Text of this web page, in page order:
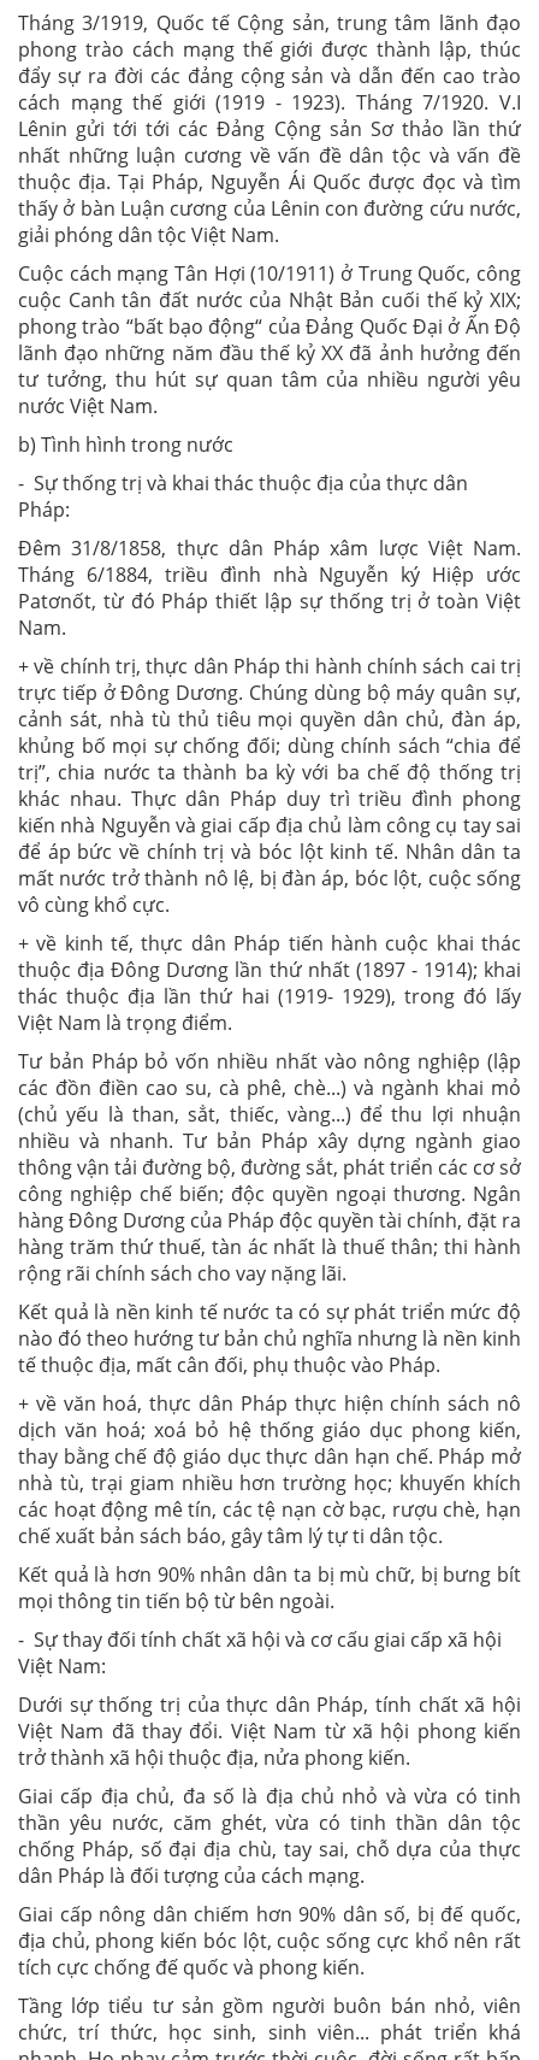
Tháng 3/1919, Quốc tế Cộng sản, trung tâm lãnh đạo
phong trào cách mạng thế giới được thành lập, thúc
đẩy sự ra đời các đảng cộng sản và dẫn đến cao trào
cách mạng thế giới (1919 - 1923). Tháng 7/1920. V.I
Lênin gửi tới tới các Đảng Cộng sản Sơ thảo lần thứ
nhất những luận cương về vấn đề dân tộc và vấn đề
thuộc địa. Tại Pháp, Nguyễn Ái Quốc được đọc và tìm
thấy ở bàn Luận cương của Lênin con đường cứu nước,
giải phóng dân tộc Việt Nam.
Cuộc cách mạng Tân Hợi (10/1911) ở Trung Quốc, công
cuộc Canh tân đất nước của Nhật Bản cuối thế kỷ XIX;
phong trào “bất bạo động“ của Đảng Quốc Đại ở Ấn Độ
lãnh đạo những năm đầu thế kỷ XX đã ảnh hưởng đến
tư tưởng, thu hút sự quan tâm của nhiều người yêu
nước Việt Nam.
b) Tình hình trong nước
- Sự thống trị và khai thác thuộc địa của thực dân
Pháp:
Đêm 31/8/1858, thực dân Pháp xâm lược Việt Nam.
Tháng 6/1884, triều đình nhà Nguyễn ký Hiệp ước
Patơnốt, từ đó Pháp thiết lập sự thống trị ở toàn Việt
Nam.
+ về chính trị, thực dân Pháp thi hành chính sách cai trị
trực tiếp ở Đông Dương. Chúng dùng bộ máy quân sự,
cảnh sát, nhà tù thủ tiêu mọi quyền dân chủ, đàn áp,
khủng bố mọi sự chống đối; dùng chính sách “chia để
trị”, chia nước ta thành ba kỳ với ba chế độ thống trị
khác nhau. Thực dân Pháp duy trì triều đình phong
kiến nhà Nguyễn và giai cấp địa chủ làm công cụ tay sai
để áp bức về chính trị và bóc lột kinh tế. Nhân dân ta
mất nước trở thành nô lệ, bị đàn áp, bóc lột, cuộc sống
vô cùng khổ cực.
+ về kinh tế, thực dân Pháp tiến hành cuộc khai thác
thuộc địa Đông Dương lần thứ nhất (1897 - 1914); khai
thác thuộc địa lần thứ hai (1919- 1929), trong đó lấy
Việt Nam là trọng điểm.
Tư bản Pháp bỏ vốn nhiều nhất vào nông nghiệp (lập
các đồn điền cao su, cà phê, chè...) và ngành khai mỏ
(chủ yếu là than, sẳt, thiếc, vàng...) để thu lợi nhuận
nhiều và nhanh. Tư bản Pháp xây dựng ngành giao
thông vận tải đường bộ, đường sắt, phát triển các cơ sở
công nghiệp chế biến; độc quyền ngoại thương. Ngân
hàng Đông Dương của Pháp độc quyền tài chính, đặt ra
hàng trăm thứ thuế, tàn ác nhất là thuế thân; thi hành
rộng rãi chính sách cho vay nặng lãi.
Kết quả là nền kinh tế nước ta có sự phát triển mức độ
nào đó theo hướng tư bản chủ nghĩa nhưng là nền kinh
tế thuộc địa, mất cân đối, phụ thuộc vào Pháp.
+ về văn hoá, thực dân Pháp thực hiện chính sách nô
dịch văn hoá; xoá bỏ hệ thống giáo dục phong kiến,
thay bằng chế độ giáo dục thực dân hạn chế. Pháp mở
nhà tù, trại giam nhiều hơn trường học; khuyến khích
các hoạt động mê tín, các tệ nạn cờ bạc, rượu chè, hạn
chế xuất bản sách báo, gây tâm lý tự ti dân tộc.
Kết quả là hơn 90% nhân dân ta bị mù chữ, bị bưng bít
mọi thông tin tiến bộ từ bên ngoài.
- Sự thay đối tính chất xã hội và cơ cấu giai cấp xã hội
Việt Nam:
Dưới sự thống trị của thực dân Pháp, tính chất xã hội
Việt Nam đã thay đổi. Việt Nam từ xã hội phong kiến
trở thành xã hội thuộc địa, nửa phong kiến.
Giai cấp địa chủ, đa số là địa chủ nhỏ và vừa có tinh
thần yêu nước, căm ghét, vừa có tinh thần dân tộc
chống Pháp, số đại địa chù, tay sai, chỗ dựa của thực
dân Pháp là đối tượng của cách mạng.
Giai cấp nông dân chiếm hơn 90% dân số, bị đế quốc,
địa chủ, phong kiến bóc lột, cuộc sống cực khổ nên rất
tích cực chống đế quốc và phong kiến.
Tầng lớp tiểu tư sản gồm người buôn bán nhỏ, viên
chức, trí thức, học sinh, sinh viên... phát triển khá